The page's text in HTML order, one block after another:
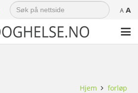
Search
for: A A
Hjem forløp